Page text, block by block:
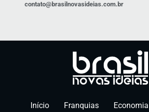
contato@brasilnovasideias.com.br
Início Franquias Economia